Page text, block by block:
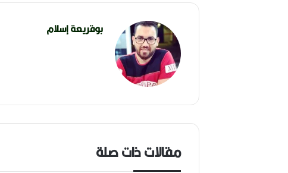
بوقريعة إسلام
مقالات ذات صلة